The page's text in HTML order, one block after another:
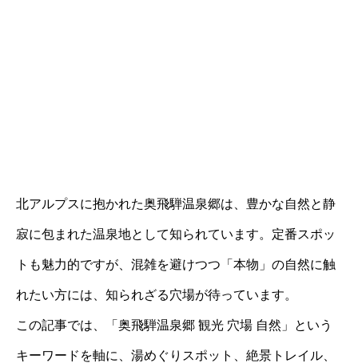
北アルプスに抱かれた奥飛騨温泉郷は、豊かな自然と静
寂に包まれた温泉地として知られています。定番スポッ
トも魅力的ですが、混雑を避けつつ「本物」の自然に触
れたい方には、知られざる穴場が待っています。
この記事では、「奥飛騨温泉郷 観光 穴場 自然」という
キーワードを軸に、湯めぐりスポット、絶景トレイル、